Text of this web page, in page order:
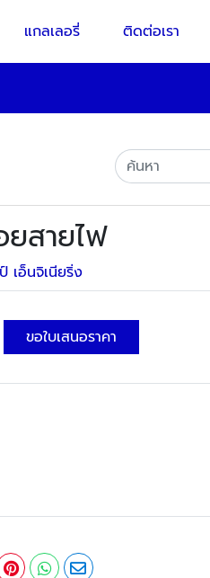
แกลเลอรี่ ติดต่อเรา
สายไฟ
เอ็นจิเนียริ่ง
ขอใบเสนอราคา